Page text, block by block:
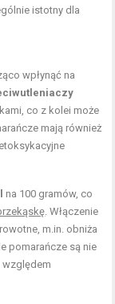
istotny dla
wpłynąć na
co z kolei może
mają również
na 100 gramów, co
. Włączenie
m.in. obniża
pomarańcze są nie
względem